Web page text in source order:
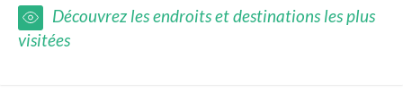
Découvrez les endroits et destinations les plus
visitées